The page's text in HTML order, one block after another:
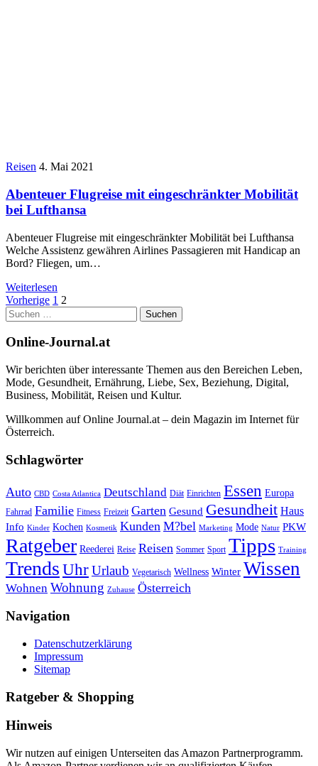
Reisen 4. Mai 2021
Abenteuer Flugreise mit eingeschränkter Mobilität
bei Lufthansa
Abenteuer Flugreise mit eingeschränkter Mobilität bei Lufthansa
Welche Assistenz gewähren Airlines Passagieren mit Handicap an
Bord? Fliegen, um…
Weiterlesen
Seitennummerierung
der
Beiträge
Vorherige 1 2
Suchen
nach:
Online-Journal.at
Wir berichten über interessante Themen aus den Bereichen Leben,
Mode, Gesundheit, Ernährung, Liebe, Sex, Beziehung, Digital,
Business, Mobilität, Reisen und Kultur.
Willkommen auf Online Journal.at – dein Magazin im Internet für
Österreich.
Schlagwörter
Auto CBD Costa Atlantica Deutschland Diät Einrichten Essen Europa
Fahrrad Familie Fitness Freizeit Garten Gesund Gesundheit Haus
Info Kinder Kochen Kosmetik Kunden M?bel Marketing Mode Natur PKW
Ratgeber Reederei Reise Reisen Sommer Sport Tipps Training
Trends UhrUrlaub Vegetarisch Wellness Winter Wissen
Wohnen Wohnung Zuhause Österreich
Navigation
Datenschutzerklärung
Impressum
Sitemap
Ratgeber & Shopping
Hinweis
Wir nutzen auf einigen Unterseiten das Amazon Partnerprogramm.